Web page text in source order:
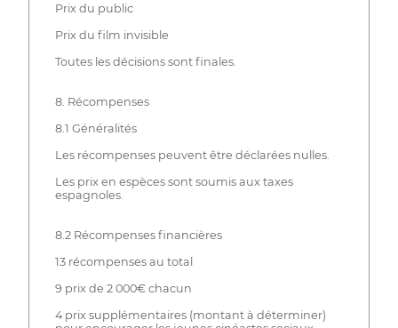
Prix du public
Prix du film invisible
Toutes les décisions sont finales.
8. Récompenses
8.1 Généralités
Les récompenses peuvent être déclarées nulles.
Les prix en espèces sont soumis aux taxes
espagnoles.
8.2 Récompenses financières
13 récompenses au total
9 prix de 2 000€ chacun
4 prix supplémentaires (montant à déterminer)